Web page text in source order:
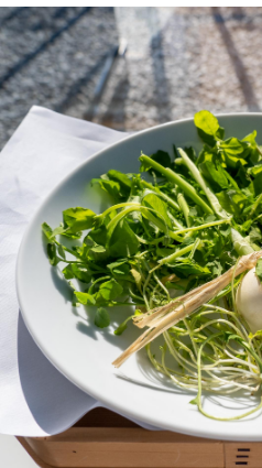
学び
ことだま
日本文化
会員コンテンツ
datum house について
運営会社
会員登録